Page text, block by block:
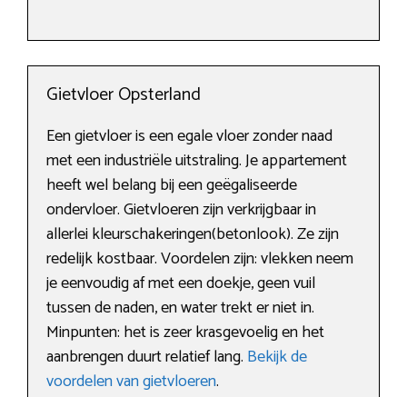
Gietvloer Opsterland
Een gietvloer is een egale vloer zonder naad
met een industriële uitstraling. Je appartement
heeft wel belang bij een geëgaliseerde
ondervloer. Gietvloeren zijn verkrijgbaar in
allerlei kleurschakeringen(betonlook). Ze zijn
redelijk kostbaar. Voordelen zijn: vlekken neem
je eenvoudig af met een doekje, geen vuil
tussen de naden, en water trekt er niet in.
Minpunten: het is zeer krasgevoelig en het
aanbrengen duurt relatief lang. Bekijk de
voordelen van gietvloeren.